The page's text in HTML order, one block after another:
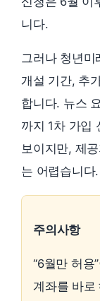
니다.
그러나 청년미
개설 기간, 추
합니다. 뉴스
까지 1차 가입
보이지만, 제
는 어렵습니다.
주의사항
“6월만 허용
계좌를 바로